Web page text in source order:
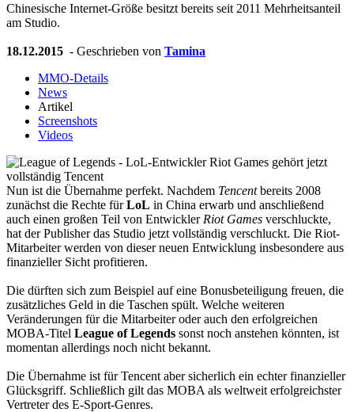
Chinesische Internet-Größe besitzt bereits seit 2011 Mehrheitsanteil
am Studio.
18.12.2015 - Geschrieben von Tamina
MMO-Details
News
Artikel
Screenshots
Videos
Nun ist die Übernahme perfekt. Nachdem Tencentbereits 2008
zunächst die Rechte fürLoL in China erwarb und anschließend
auch einen großen Teil von Entwickler Riot Games verschluckte,
hat der Publisher das Studio jetzt vollständig verschluckt. Die Riot-
Mitarbeiter werden von dieser neuen Entwicklung insbesondere aus
finanzieller Sicht profitieren.
Die dürften sich zum Beispiel auf eine Bonusbeteiligung freuen, die
zusätzliches Geld in die Taschen spült. Welche weiteren
Veränderungen für die Mitarbeiter oder auch den erfolgreichen
MOBA-Titel League of Legends sonst noch anstehen könnten, ist
momentan allerdings noch nicht bekannt.
Die Übernahme ist für Tencent aber sicherlich ein echter finanzieller
Glücksgriff. Schließlich gilt das MOBA als weltweit erfolgreichster
Vertreter des E-Sport-Genres.